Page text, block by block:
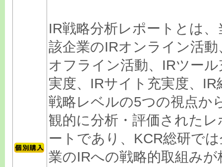
IR戦略分析レポートとは、
該企業のIRオンライン活動
オフライン活動、IRツール
実度、IRサイト充実度、IR
戦略レベルの5つの視点か
観的に分析・評価されたレ
ートであり、KCR総研で
業のIRへの戦略的取組みが